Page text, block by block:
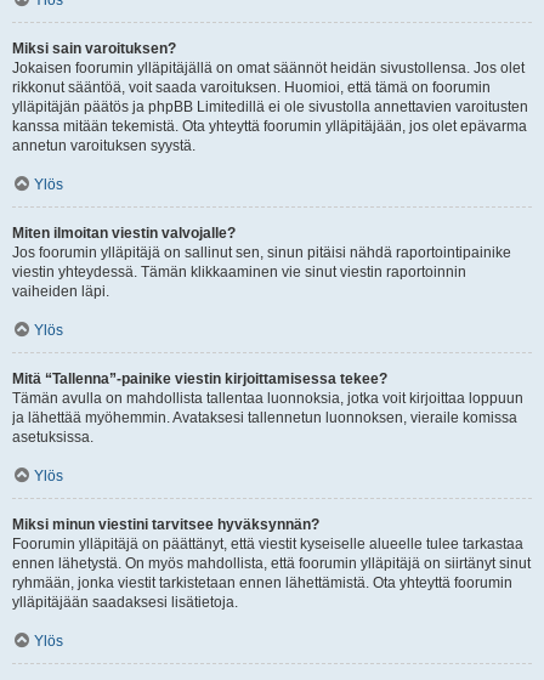
Miksi sain varoituksen?
Jokaisen foorumin ylläpitäjällä on omat säännöt heidän sivustollensa. Jos olet
rikkonut sääntöä, voit saada varoituksen. Huomioi, että tämä on foorumin
ylläpitäjän päätös ja phpBB Limitedillä ei ole sivustolla annettavien varoitusten
kanssa mitään tekemistä. Ota yhteyttä foorumin ylläpitäjään, jos olet epävarma
annetun varoituksen syystä.
Ylös
Miten ilmoitan viestin valvojalle?
Jos foorumin ylläpitäjä on sallinut sen, sinun pitäisi nähdä raportointipainike
viestin yhteydessä. Tämän klikkaaminen vie sinut viestin raportoinnin
vaiheiden läpi.
Ylös
Mitä “Tallenna”-painike viestin kirjoittamisessa tekee?
Tämän avulla on mahdollista tallentaa luonnoksia, jotka voit kirjoittaa loppuun
ja lähettää myöhemmin. Avataksesi tallennetun luonnoksen, vieraile komissa
asetuksissa.
Ylös
Miksi minun viestini tarvitsee hyväksynnän?
Foorumin ylläpitäjä on päättänyt, että viestit kyseiselle alueelle tulee tarkastaa
ennen lähetystä. On myös mahdollista, että foorumin ylläpitäjä on siirtänyt sinut
ryhmään, jonka viestit tarkistetaan ennen lähettämistä. Ota yhteyttä foorumin
ylläpitäjään saadaksesi lisätietoja.
Ylös